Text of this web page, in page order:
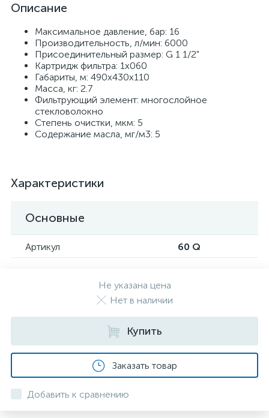
Описание
Максимальное давление, бар: 16
Производительность, л/мин: 6000
Присоединительный размер: G 1 1/2"
Картридж фильтра: 1x060
Габариты, м: 490х430х110
Масса, кг: 2.7
Фильтрующий элемент: многослойное
стекловолокно
Степень очистки, мкм: 5
Содержание масла, мг/м3: 5
Характеристики
Основные
Артикул 60 Q
Не указана цена
Нет в наличии
Купить
Заказать товар
Добавить к сравнению